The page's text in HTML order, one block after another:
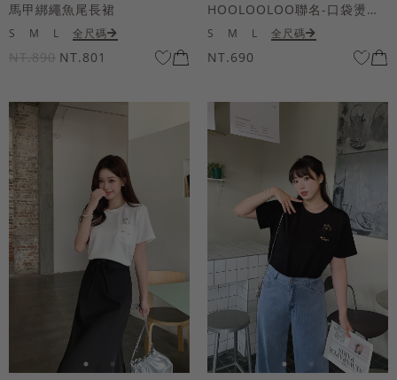
馬甲綁繩魚尾長裙
S M L 全尺碼
NT.890 NT.801
HOOLOOLOO聯名-口袋燙金KUKU熊短袖上衣
S M L 全尺碼
NT.690